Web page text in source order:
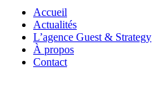
Accueil
Actualités
L’agence Guest & Strategy
À propos
Contact